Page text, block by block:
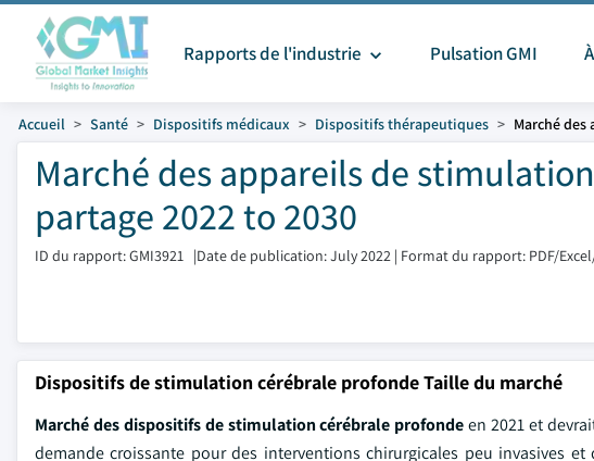
Rapports de l'industrie Pulsation GMI
Accueil Santé Dispositifs médicaux Dispositifs thérapeutiques Marché
Marché des appareils de
partage 2022 to 2030
ID du rapport: GMI3921 |Date de publication: July 2022 | Format du rapport: PDF/
Dispositifs de stimulation cérébrale profonde Taille du marché
Marché des dispositifs de stimulation cérébrale profondeen 2021 et
demande croissante pour des interventions chirurgicales peu invasives